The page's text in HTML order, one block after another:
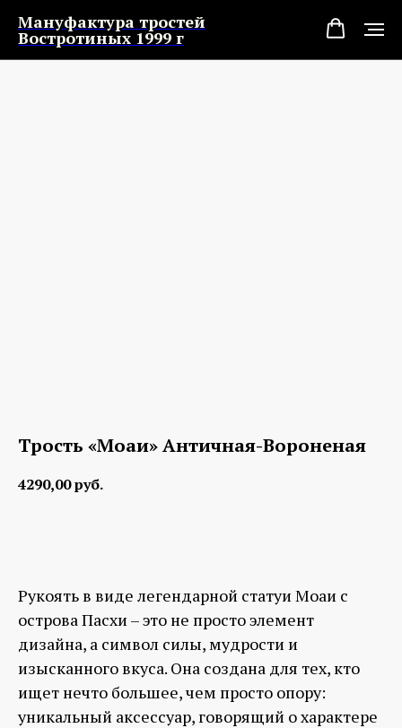
Мануфактура тростей
Востротиных 1999 г
Трость «Моаи» Античная-Вороненая
4290,00руб.
Рукоять в виде легендарной статуи Моаи с
острова Пасхи – это не просто элемент
дизайна, а символ силы, мудрости и
изысканного вкуса. Она создана для тех, кто
ищет нечто большее, чем просто опору:
уникальный аксессуар, говорящий о характере